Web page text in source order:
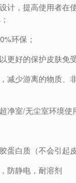
计，提高使用者在
环保；
更好的保护皮肤免
减少游离的物质、
净室/无尘室环境使
蛋白质（不会引起
防静电，耐溶剂